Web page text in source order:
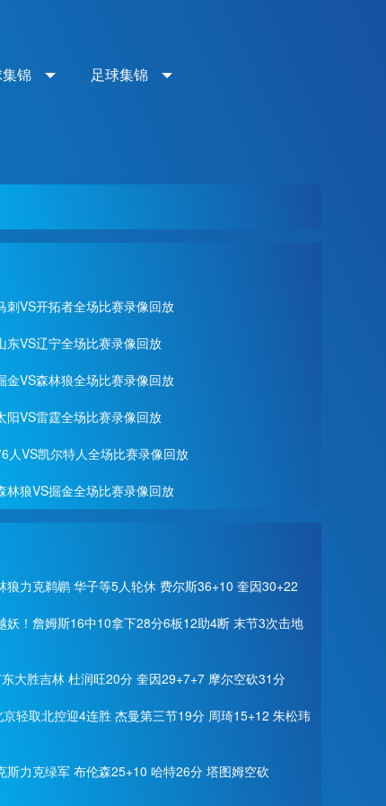
锦 足球集锦
刺VS开拓者全场比赛录像回放
东VS辽宁全场比赛录像回放
金VS森林狼全场比赛录像回放
阳VS雷霆全场比赛录像回放
人VS凯尔特人全场比赛录像回放
林狼VS掘金全场比赛录像回放
狼力克鹈鹕 华子等5人轮休 费尔斯36+10 奎因30+22
妖！詹姆斯16中10拿下28分6板12助4断 末节3次击地
大胜吉林 杜润旺20分 奎因29+7+7 摩尔空砍31分
轻取北控迎4连胜 杰曼第三节19分 周琦15+12 朱松玮
斯力克绿军 布伦森25+10 哈特26分 塔图姆空砍